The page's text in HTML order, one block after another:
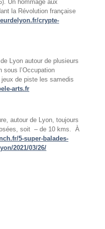
Un hommage aux
la Révolution française
crypte-
Lyon autour de plusieurs
sous l’Occupation
de piste les samedis
arts.fr
autour de Lyon, toujours
soit – de 10 kms. À
5-super-balades-
2021/03/26/